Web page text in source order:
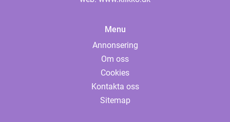
Menu
Annonsering
Om oss
Cookies
Kontakta oss
Sitemap